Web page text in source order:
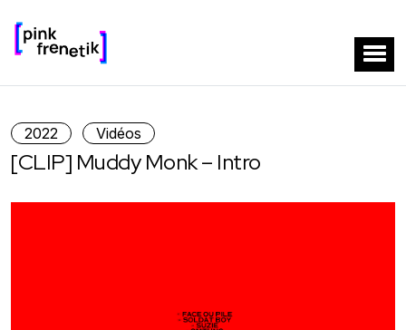
2022 Vidéos
[CLIP] Muddy Monk – Intro